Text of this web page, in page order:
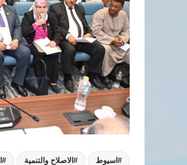
اسيوط الاصلاح والتنمية